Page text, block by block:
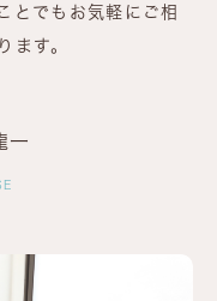
とでもお気軽にご相
ます。
一